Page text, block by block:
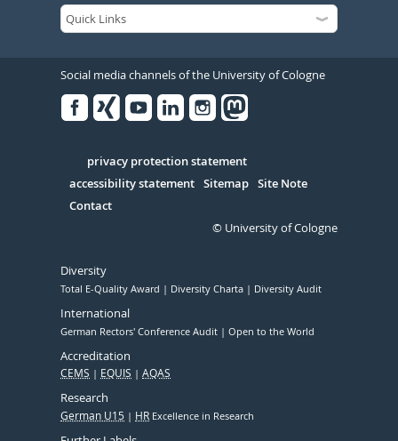
Social media channels of the University of Cologne
Serivce
privacy protection statement
accessibility statement Sitemap Site Note
Contact
© University of Cologne
Diversity
Total E-Quality Award Diversity Charta Diversity Audit
International
German Rectors' Conference Audit Open to the World
Accreditation
CEMS EQUIS AQAS
Research
German U15 HR Excellence in Research